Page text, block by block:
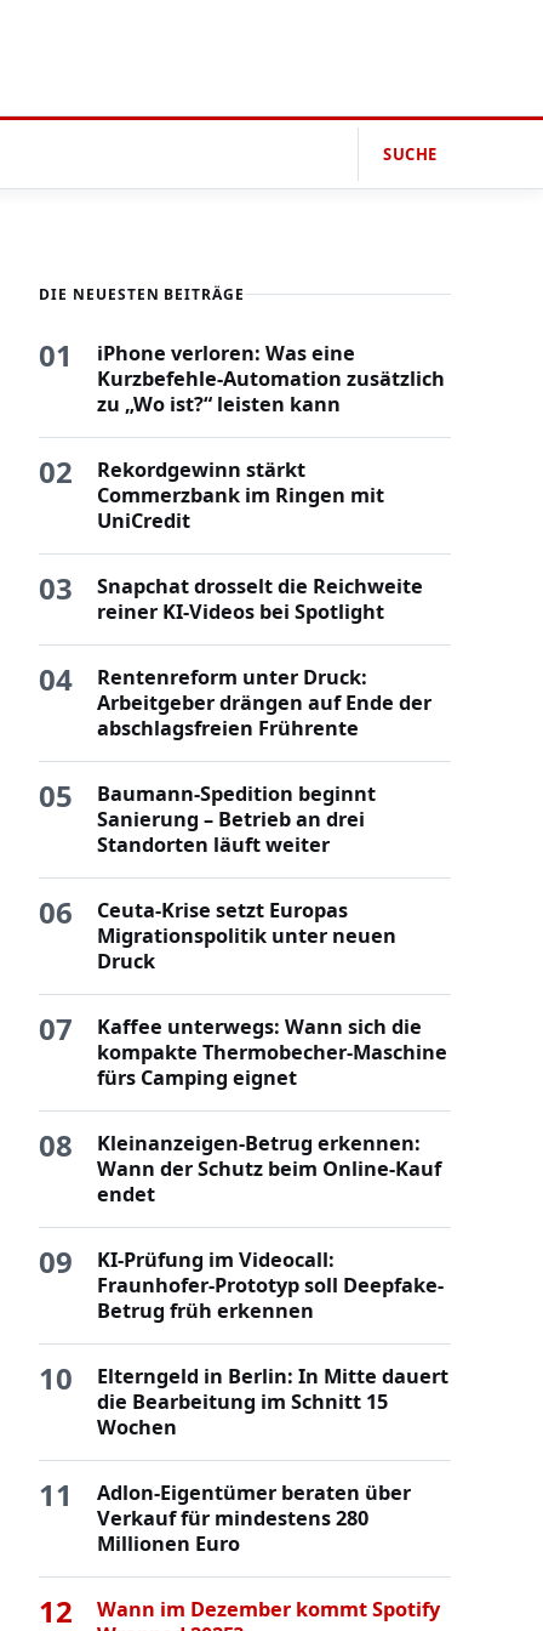
SUCHE
DIE NEUESTEN BEITRÄGE
01
iPhone verloren: Was eine
Kurzbefehle-Automation zusätzlich
zu „Wo ist?“ leisten kann
02
Rekordgewinn stärkt
Commerzbank im Ringen mit
UniCredit
03
Snapchat drosselt die Reichweite
reiner KI-Videos bei Spotlight
04
Rentenreform unter Druck:
Arbeitgeber drängen auf Ende der
abschlagsfreien Frührente
05
Baumann-Spedition beginnt
Sanierung – Betrieb an drei
Standorten läuft weiter
06
Ceuta-Krise setzt Europas
Migrationspolitik unter neuen
Druck
07
Kaffee unterwegs: Wann sich die
kompakte Thermobecher-Maschine
fürs Camping eignet
08
Kleinanzeigen-Betrug erkennen:
Wann der Schutz beim Online-Kauf
endet
09
KI-Prüfung im Videocall:
Fraunhofer-Prototyp soll Deepfake-
Betrug früh erkennen
10
Elterngeld in Berlin: In Mitte dauert
die Bearbeitung im Schnitt 15
Wochen
11
Adlon-Eigentümer beraten über
Verkauf für mindestens 280
Millionen Euro
12
Wann im Dezember kommt Spotify